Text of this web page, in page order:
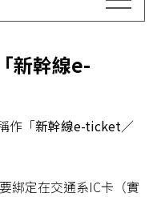
新幹線e-
作「新幹線e-ticket／
綁定在交通系IC卡（實